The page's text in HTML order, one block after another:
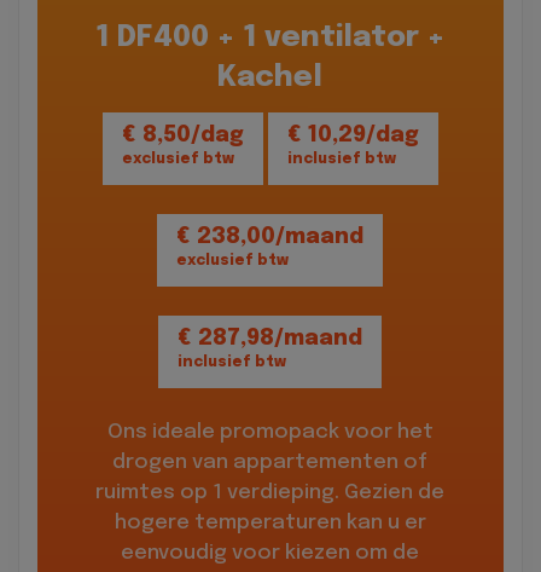
1 DF400 + 1 ventilator +
Kachel
€ 8,50/dag
exclusief btw
€ 10,29/dag
inclusief btw
€ 238,00/maand
exclusief btw
€ 287,98/maand
inclusief btw
Ons ideale promopack voor het
drogen van appartementen of
ruimtes op 1 verdieping. Gezien de
hogere temperaturen kan u er
eenvoudig voor kiezen om de